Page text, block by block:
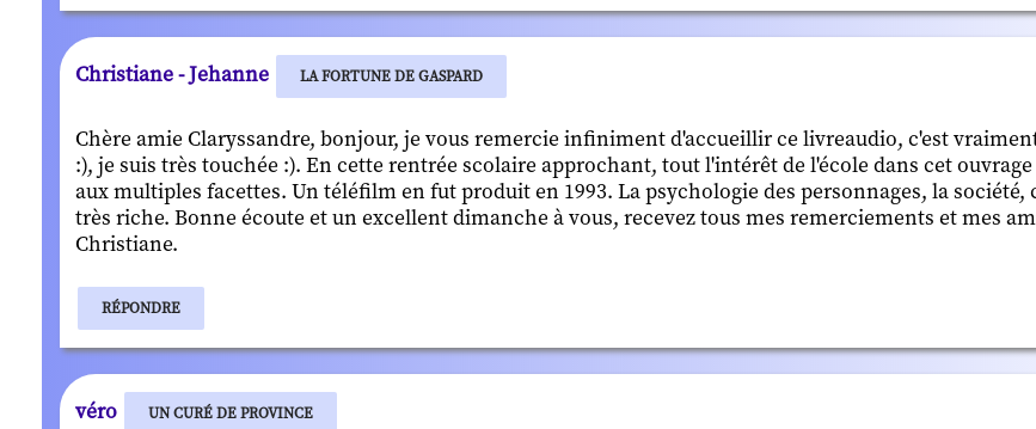
Christiane - Jehanne LA FORTUNE DE GASPARD
Chère amie Claryssandre, bonjour, je vous remercie infiniment d'accueillir ce livreaudio, c'est
:), je suis très touchée :). En cette rentrée scolaire approchant, tout l'intérêt de l'école dans cet
aux multiples facettes. Un téléfilm en fut produit en 1993. La psychologie des personnages, la société,
très riche. Bonne écoute et un excellent dimanche à vous, recevez tous mes remerciements et mes
Christiane.
RÉPONDRE
véro UN CURÉ DE PROVINCE